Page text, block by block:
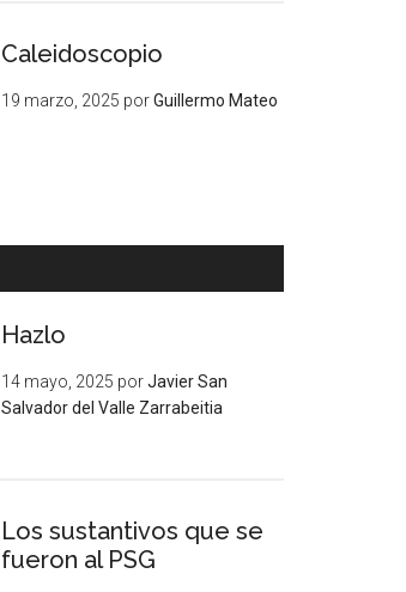
Caleidoscopio
19 marzo, 2025 porGuillermo Mateo
Hazlo
14 mayo, 2025 porJavier San
Salvador del Valle Zarrabeitia
Los sustantivos que se
fueron al PSG